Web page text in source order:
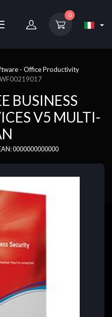
0
- Office Productivity
WF00219017
BUSINESS
V5 MULTI-
0000000000000